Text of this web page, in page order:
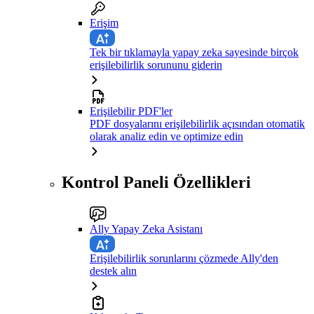
Erişim
Tek bir tıklamayla yapay zeka sayesinde birçok
erişilebilirlik sorununu giderin
Erişilebilir PDF'ler
PDF dosyalarını erişilebilirlik açısından otomatik
olarak analiz edin ve optimize edin
Kontrol Paneli Özellikleri
Ally Yapay Zeka Asistanı
Erişilebilirlik sorunlarını çözmede Ally'den
destek alın